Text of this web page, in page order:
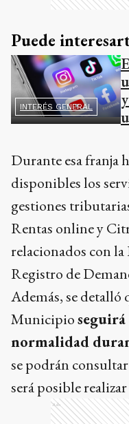
Puede
INTERÉS GENERAL
Durante esa franja
disponibles los
gestiones
Rentas online y
relacionados con la
Registro de
Además, se detalló
Municipio
normalidad
se podrán
será posible
Ads